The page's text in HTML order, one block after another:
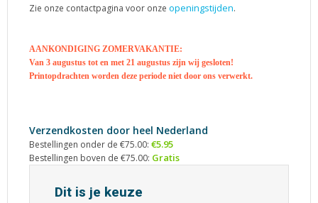
Zie onze contactpagina voor onze openingstijden.
AANKONDIGING ZOMERVAKANTIE:
Van 3 augustus tot en met 21 augustus zijn wij gesloten!
Printopdrachten worden deze periode niet door ons verwerkt.
Verzendkosten door heel Nederland
Bestellingen onder de €75.00: €5.95
Bestellingen boven de €75.00: Gratis
Dit is je keuze